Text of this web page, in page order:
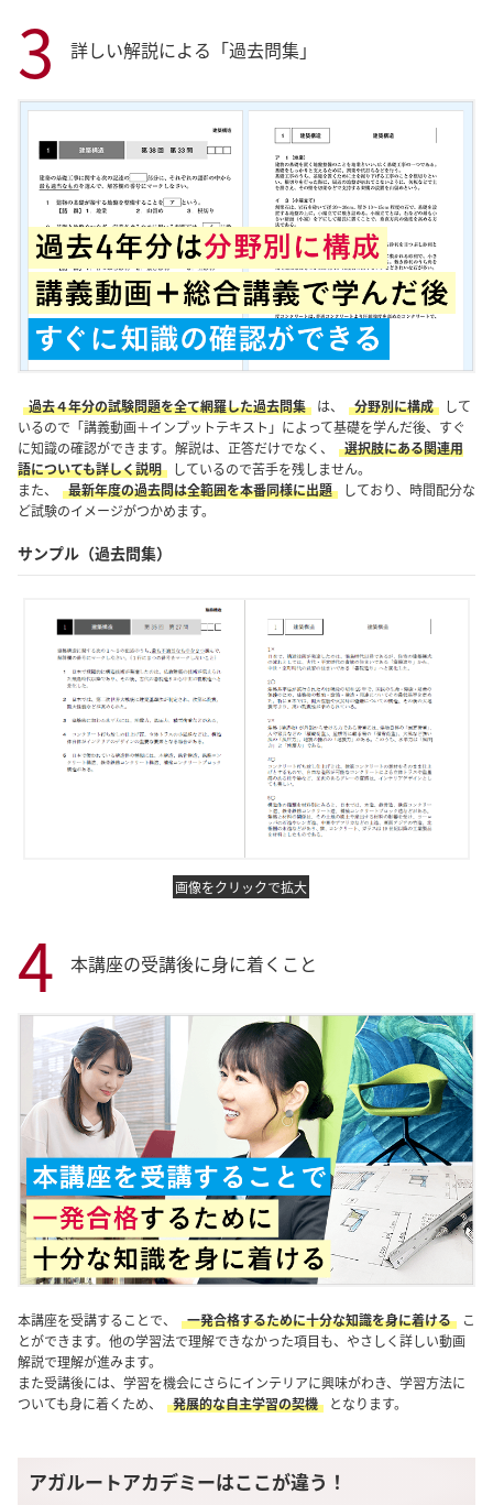
3 詳しい解説による「過去問集」
過去４年分の試験問題を全て網羅した過去問集 は、 分野別に構成
して
いるので「講義動画＋インプットテキスト」によって基礎を学んだ後、すぐ
に知識の確認ができます。解説は、正答だけでなく、
選択肢にある関連用
語についても詳しく説明
しているので苦手を残しません。
また、
最新年度の過去問は全範囲を本番同様に出題
しており、時間配分な
ど試験のイメージがつかめます。
サンプル（過去問集）
画像をクリックで拡大
4 本講座の受講後に身に着くこと
本講座を受講することで、 一発合格するために十分な知識を身に着ける
こ
とができます。他の学習法で理解できなかった項目も、やさしく詳しい動画
解説で理解が進みます。
また受講後には、学習を機会にさらにインテリアに興味がわき、学習方法に
ついても身に着くため、
発展的な自主学習の契機 となります。
アガルートアカデミーはここが違う！